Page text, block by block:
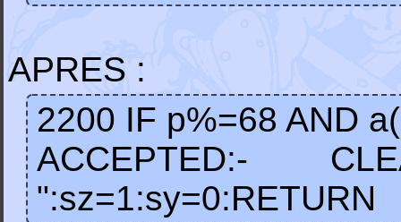
APRES :
2200 IF p%=68 AND
ACCEPTED:-
":sz=1:sy=0:RETURN